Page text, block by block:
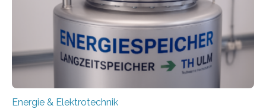
Energie & Elektrotechnik